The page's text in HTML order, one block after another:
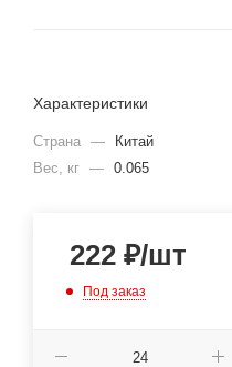
Характеристики
Страна —
Китай
Вес, кг — 0.065
222 ₽/шт
Под заказ